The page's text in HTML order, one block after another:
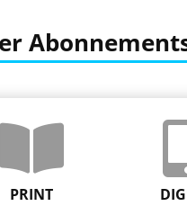
PRINT